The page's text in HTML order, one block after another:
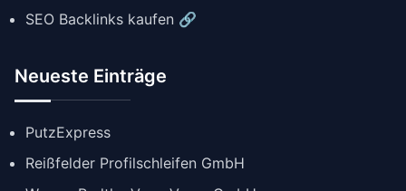
SEO Backlinks kaufen 🔗
Neueste Einträge
PutzExpress
Reißfelder Profilschleifen GmbH